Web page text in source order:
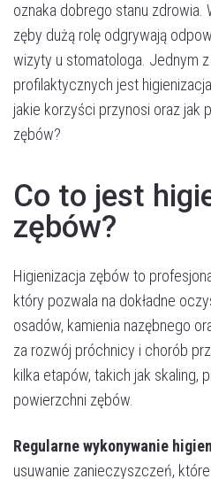
oznaka dobrego stanu zdrowia.
zęby dużą rolę odgrywają
wizyty u stomatologa. Jednym
profilaktycznych jest
jakie korzyści przynosi oraz jak
zębów?
Co to jest
zębów?
Higienizacja zębów to
który pozwala na dokładne
osadów, kamienia nazębnego
za rozwój próchnicy i chorób
kilka etapów, takich jak skaling,
powierzchni zębów.
Regularne wykonywanie
usuwanie zanieczyszczeń,